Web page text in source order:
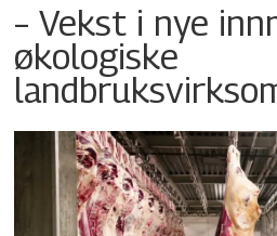
– Vekst i nye
økologiske